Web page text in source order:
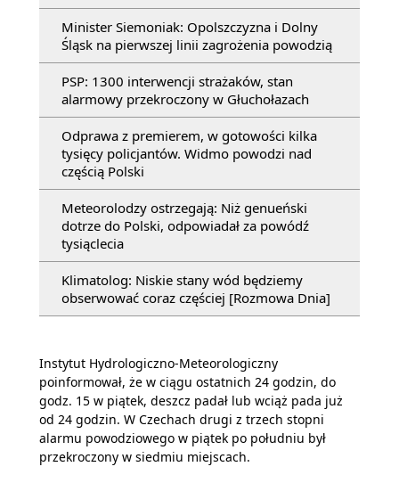
Minister Siemoniak: Opolszczyzna i Dolny
Śląsk na pierwszej linii zagrożenia powodzią
PSP: 1300 interwencji strażaków, stan
alarmowy przekroczony w Głuchołazach
Odprawa z premierem, w gotowości kilka
tysięcy policjantów. Widmo powodzi nad
częścią Polski
Meteorolodzy ostrzegają: Niż genueński
dotrze do Polski, odpowiadał za powódź
tysiąclecia
Klimatolog: Niskie stany wód będziemy
obserwować coraz częściej [Rozmowa Dnia]
Instytut Hydrologiczno-Meteorologiczny
poinformował, że w ciągu ostatnich 24 godzin, do
godz. 15 w piątek, deszcz padał lub wciąż pada już
od 24 godzin. W Czechach drugi z trzech stopni
alarmu powodziowego w piątek po południu był
przekroczony w siedmiu miejscach.